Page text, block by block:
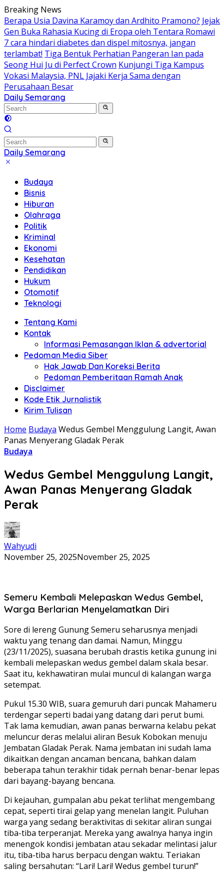
Skip
to
content
Breaking News
Berapa Usia Davina Karamoy dan Ardhito Pramono? Jejak
Gen Buka Rahasia Kucing di Eropa oleh Tentara Romawi
7 cara hindari diabetes dan dispel mitosnya, jangan
terlambat! Tiga Bentuk Perhatian Pangeran Ian pada
Seong Hui Ju di Perfect Crown Kunjungi Tiga Kampus
Vokasi Malaysia, PNL Jajaki Kerja Sama dengan
Perusahaan Besar
Daily Semarang
"Semarang
Hari
Ini:
Informasi
Terkini
untuk
Daily Semarang
"Semarang
Informasi
Terkini
untuk
Anda"
Budaya
Bisnis
Hiburan
Olahraga
Politik
Kriminal
Ekonomi
Kesehatan
Pendidikan
Hukum
Otomotif
Teknologi
Tentang Kami
Kontak
Informasi Pemasangan Iklan & advertorial
Pedoman Media Siber
Hak Jawab Dan Koreksi Berita
Pedoman Pemberitaan Ramah Anak
Disclaimer
Kode Etik Jurnalistik
Kirim Tulisan
Home Budaya Wedus Gembel Menggulung Langit, Awan
Panas Menyerang Gladak Perak
Budaya
Wedus Gembel Menggulung Langit,
Awan Panas Menyerang Gladak
Perak
Wahyudi
November 25, 2025November 25, 2025
Semeru Kembali Melepaskan Wedus Gembel,
Warga Berlarian Menyelamatkan Diri
Sore di lereng Gunung Semeru seharusnya menjadi
waktu yang tenang dan damai. Namun, Minggu
(23/11/2025), suasana berubah drastis ketika gunung ini
kembali melepaskan wedus gembel dalam skala besar.
Saat itu, kekhawatiran mulai muncul di kalangan warga
setempat.
Pukul 15.30 WIB, suara gemuruh dari puncak Mahameru
terdengar seperti badai yang datang dari perut bumi.
Tak lama kemudian, awan panas berwarna kelabu pekat
meluncur deras melalui aliran Besuk Kobokan menuju
Jembatan Gladak Perak. Nama jembatan ini sudah lama
dikaitkan dengan ancaman bencana, bahkan dalam
beberapa tahun terakhir tidak pernah benar-benar lepas
dari bayang-bayang bencana.
Di kejauhan, gumpalan abu pekat terlihat mengembang
cepat, seperti tirai gelap yang menelan langit. Puluhan
warga yang sedang beraktivitas di sekitar aliran sungai
tiba-tiba terperanjat. Mereka yang awalnya hanya ingin
menengok kondisi jembatan atau sekadar melintasi jalur
itu, tiba-tiba harus berpacu dengan waktu. Teriakan
saling bersahutan: “Lari! Lari! Wedus gembel turun!”